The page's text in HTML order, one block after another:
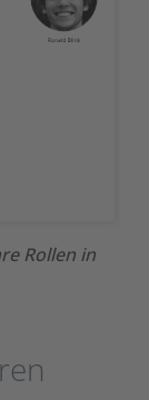
Rollen in